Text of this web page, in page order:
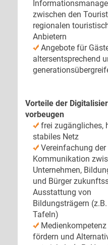
zwischen den
regionalen
Anbietern
Angebote für
altersentsprechend
Vorteile der
vorbeugen
frei zugängliches,
stabiles Netz
Vereinfachung der
Kommunikation
Unternehmen,
und Bürger
Ausstattung von
Bildungsträgern
Tafeln)
fördern und